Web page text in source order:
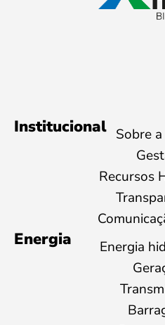
Institucional Sobre
Recursos
Energia
Energia